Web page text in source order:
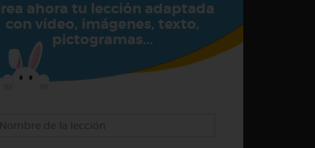
ahora tu lección adaptada
con vídeo, imágenes, texto,
pictogramas...